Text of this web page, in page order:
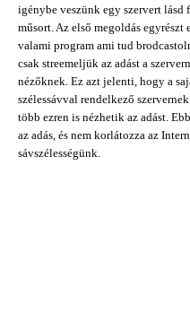
igénybe veszünk egy szervert
műsort. Az első megoldás
valami program ami tud
csak streemeljük az adást a
nézőknek. Ez azt jelenti, hogy a
szélessávval rendelkező
több ezren is nézhetik az adást.
az adás, és nem korlátozza az
sávszélességünk.